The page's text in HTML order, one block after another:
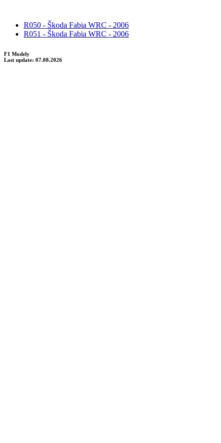
R050 - Škoda Fabia WRC - 2006
R051 - Škoda Fabia WRC - 2006
F1 Modely
Last update: 07.08.2026